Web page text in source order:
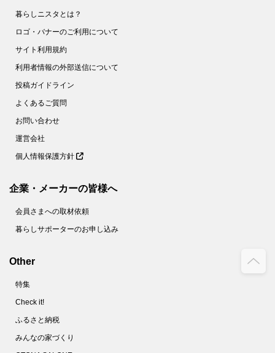
暮らしニスタとは？
ロゴ・バナーのご利用について
サイト利用規約
利用者情報の外部送信について
投稿ガイドライン
よくあるご質問
お問い合わせ
運営会社
個人情報保護方針
企業・メーカーの皆様へ
会員さまへの取材依頼
暮らしサポーターのお申し込み
Other
特集
Check it!
ふるさと納税
みんなの家づくり